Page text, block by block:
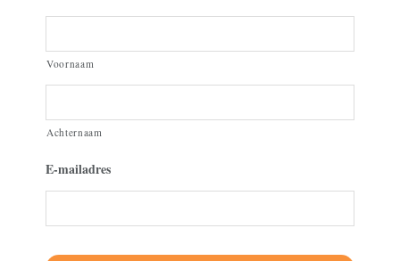
Voornaam
Achternaam
E-mailadres